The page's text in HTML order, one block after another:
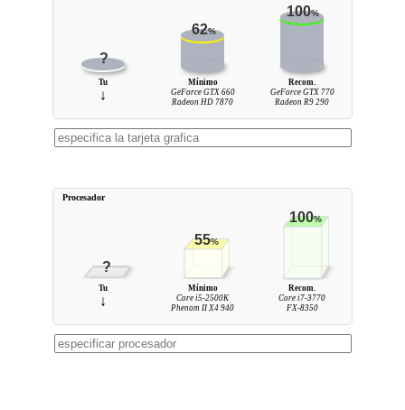
?
62%
100%
Tu
↓
Mínimo
GeForce GTX 660
Radeon HD 7870
Recom.
GeForce GTX 770
Radeon R9 290
?
55%
100%
Tu
↓
Mínimo
Core i5-2500K
Phenom II X4 940
Recom.
Core i7-3770
FX-8350
Procesador